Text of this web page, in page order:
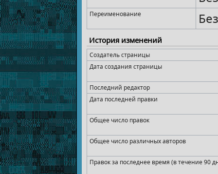
Переименование
История изменений
Создатель страницы
Дата создания страницы
Последний редактор
Дата последней правки
Общее число правок
Общее число различных авторов
Правок за последнее время (в течение 90